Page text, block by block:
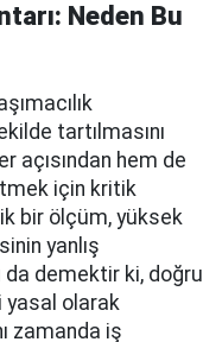
Neden Bu
tartılmasını
açısından hem de
için kritik
bir ölçüm, yüksek
yanlış
da demektir ki, doğru
yasal olarak
zamanda iş